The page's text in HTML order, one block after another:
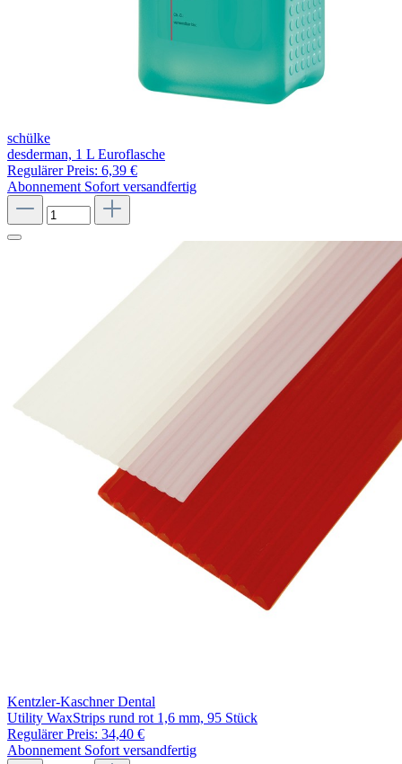
schülke
desderman, 1 L Euroflasche
Regulärer Preis: 6,39 €
Abonnement Sofort versandfertig
Kentzler-Kaschner Dental
Utility WaxStrips rund rot 1,6 mm, 95 Stück
Regulärer Preis: 34,40 €
Abonnement Sofort versandfertig